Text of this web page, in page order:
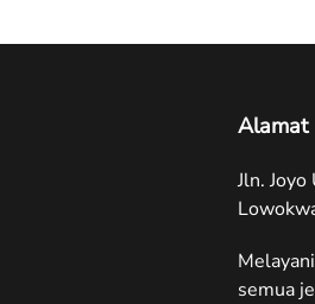
Alamat
Jln.
semua